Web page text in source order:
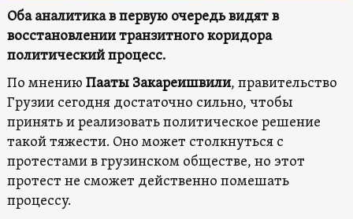
Оба аналитика в первую очередь видят в
восстановлении транзитного коридора
политический процесс.
По мнению Пааты Закареишвили, правительство
Грузии сегодня достаточно сильно, чтобы
принять и реализовать политическое решение
такой тяжести. Оно может столкнуться с
протестами в грузинском обществе, но этот
протест не сможет действенно помешать
процессу.